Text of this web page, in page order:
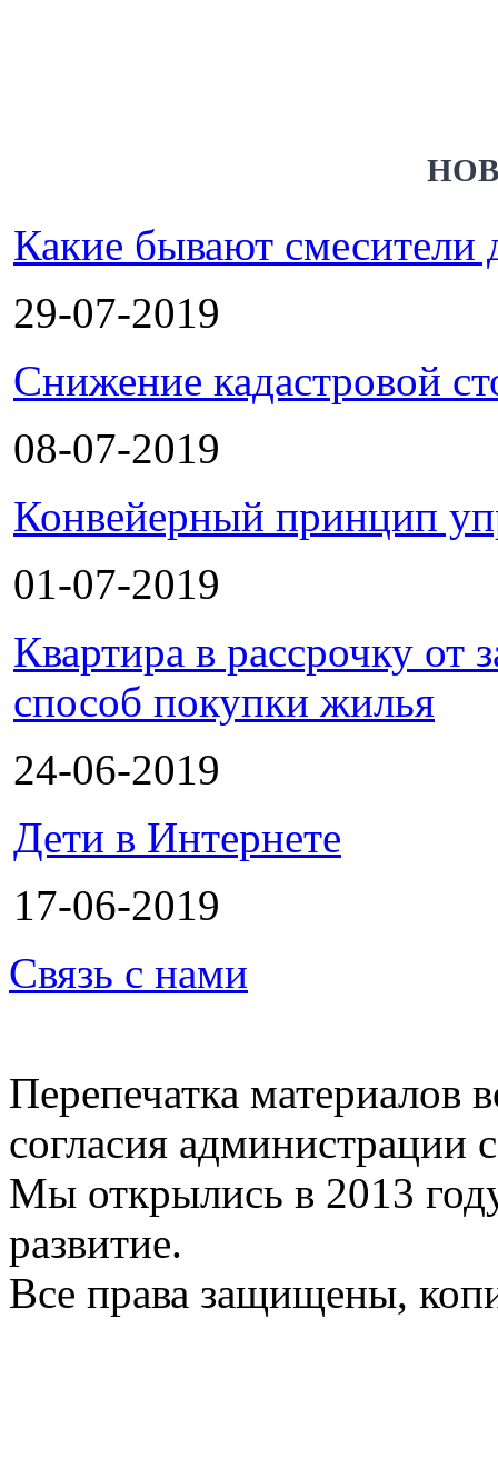
Какие бывают смесители
29-07-2019
Снижение кадастровой
08-07-2019
Конвейерный принцип
01-07-2019
Квартира в рассрочку
способ покупки жилья
24-06-2019
Дети в Интернете
17-06-2019
Связь с нами
Перепечатка материалов
согласия администрации
Мы открылись в 2013
развитие.
Все права защищены,